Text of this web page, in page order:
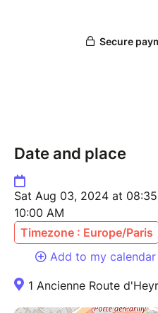
ou proches et venez
retrouve ton équilibre
Expendapole.
Date and place
Sat Aug 03, 2024 at
10:00 AM
Timezone : Europe/Paris
Add to my calendar
1 Ancienne Route